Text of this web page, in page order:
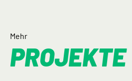
Mehr
PROJEKTE